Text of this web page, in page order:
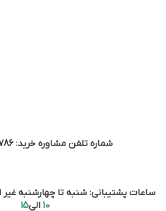
شماره تلفن مشاوره خرید:
ساعات پشتیبانی: شنبه تا چهارشنبه غیر
10 الی15